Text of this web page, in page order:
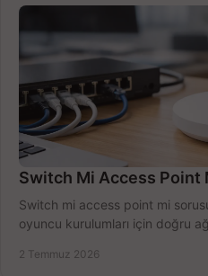
Switch Mi Access Point
Switch mi access point mi
oyuncu kurulumları için doğru
2 Temmuz 2026